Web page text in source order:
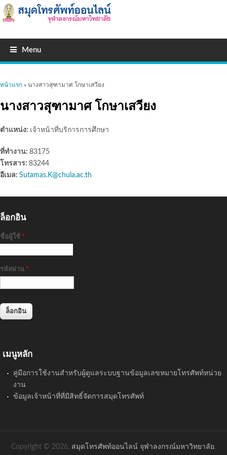
Menu
คุณอยู่ที่นี่
หน้าแรก » นางสาวสุฑามาศ โกษาเสวียง
นางสาวสุฑามาศ โกษาเสวียง
ตำแหน่ง: เจ้าหน้าที่บริการการศึกษา
ที่ทำงาน: 83175
โทรสาร: 83244
อีเมล: Sutamas.K@chula.ac.th
ล็อกอิน
ชื่อผู้ใช้ *
รหัสผ่าน *
เมนูหลัก
คู่มือการใช้งานสำหรับผู้ดูแลระบบฐานข้อมูลเลขหมายโทรศัพท์หน่วย
งาน
ข้อมูลเจ้าหน้าที่ที่มีสิทธิ์จัดการสมุดโทรศัพท์
Copyright © 2026, สมุดโทรศัพท์ออนไลน์ จุฬาลงกรณ์มหาวิทยาลัย.